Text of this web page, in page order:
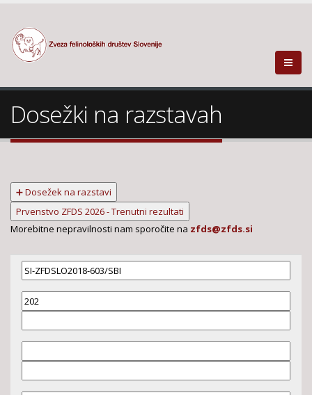
Dosežki na razstavah
➕ Dosežek na razstavi
Prvenstvo ZFDS 2026 - Trenutni rezultati
Morebitne nepravilnosti nam sporočite na zfds@zfds.si